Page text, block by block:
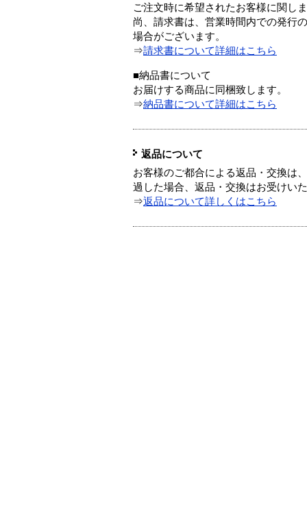
ご注文時に希望されたお客様に関し
尚、請求書は、営業時間内での発行
場合がございます。
⇒請求書について詳細はこちら
■納品書について
お届けする商品に同梱致します。
⇒納品書について詳細はこちら
返品について
お客様のご都合による返品・交換は
過した場合、返品・交換はお受けい
⇒返品について詳しくはこちら